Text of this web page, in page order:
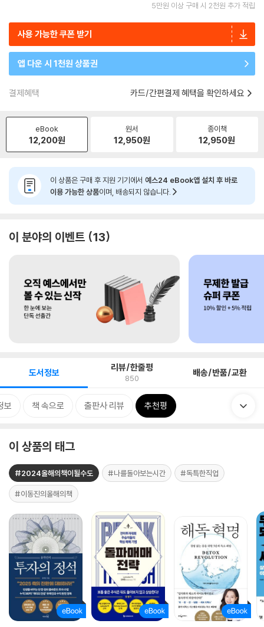
5만원 이상 구매 시 2천원 추가 적립
사용 가능한 쿠폰 받기
앱 다운 시 1천원 상품권
결제혜택 카드/간편결제 혜택을 확인하세요
eBook
12,200원
원서
12,950원
종이책
12,950원
이 상품은 구매 후 지원 기기에서 예스24 eBook앱 설치 후 바로
이용 가능한 상품이며, 배송되지 않습니다.
이 분야의 이벤트 13
도서정보 리뷰/한줄평
850 배송/반품/교환
보 책 속으로 출판사 리뷰 추천평
이 상품의 태그
#2024올해의책이될수도 #나를돌아보는시간 #독특한직업
#이동진의올해의책